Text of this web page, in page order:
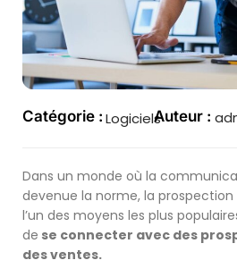
Catégorie : LogicielsAuteur :
Dans un monde où la
devenue la norme, la
l’un des moyens les plus
de se connecter avec des
des ventes.